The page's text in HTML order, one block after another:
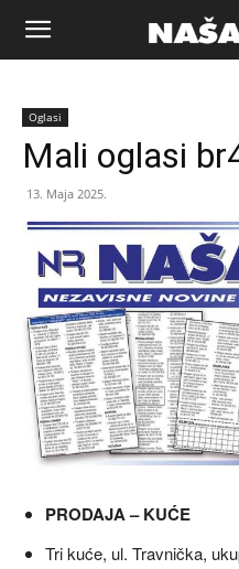
Naša
riječ
Zenica
Oglasi
Mali oglasi
13. Maja 2025.
PRODAJA – KUĆE
Tri kuće, ul. Travnička,